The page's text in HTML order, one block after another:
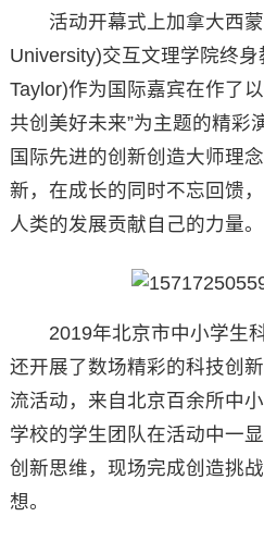
活动开幕式上加拿大西蒙
University)交互文理学院终
Taylor)作为国际嘉宾在作了
共创美好未来”为主题的精彩
国际先进的创新创造大师理
新，在成长的同时不忘回馈
人类的发展贡献自己的力量。
2019年北京市中小学生科
还开展了数场精彩的科技创
流活动，来自北京百余所中
学校的学生团队在活动中一
创新思维，现场完成创造挑
想。